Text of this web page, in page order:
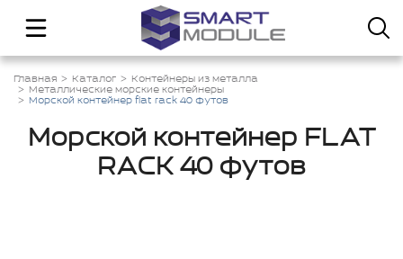
Главная Каталог
Контейнеры из металла
Металлические морские контейнеры
Морской контейнер flat rack 40 футов
Морской контейнер FLAT
RACK 40 футов